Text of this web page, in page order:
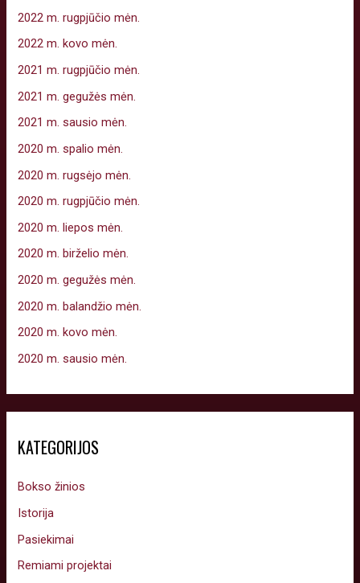
2022 m. rugpjūčio mėn.
2022 m. kovo mėn.
2021 m. rugpjūčio mėn.
2021 m. gegužės mėn.
2021 m. sausio mėn.
2020 m. spalio mėn.
2020 m. rugsėjo mėn.
2020 m. rugpjūčio mėn.
2020 m. liepos mėn.
2020 m. birželio mėn.
2020 m. gegužės mėn.
2020 m. balandžio mėn.
2020 m. kovo mėn.
2020 m. sausio mėn.
KATEGORIJOS
Bokso žinios
Istorija
Pasiekimai
Remiami projektai